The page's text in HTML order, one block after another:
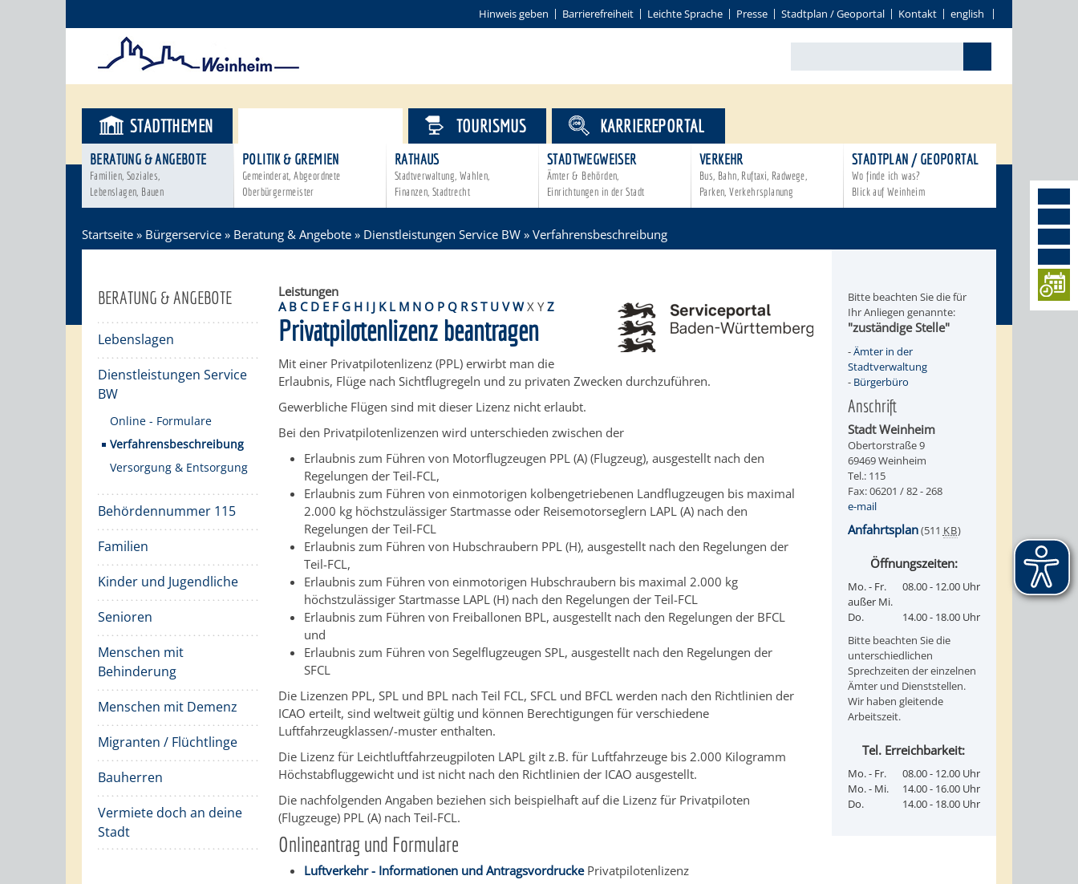
Hinweis geben Barrierefreiheit Leichte Sprache Presse Stadtplan / Geoportal Kontakt english
STADTTHEMEN
BERATUNG & ANGEBOTE
Familien, Soziales,
Lebenslagen, Bauen
POLITIK & GREMIEN
Gemeinderat, Abgeordnete
Oberbürgermeister
RATHAUS
Stadtverwaltung, Wahlen,
Finanzen, Stadtrecht
STADTWEGWEISER
Ämter & Behörden,
Einrichtungen in der Stadt
VERKEHR
Bus, Bahn, Ruftaxi, Radwege,
Parken, Verkehrsplanung
STADTPLAN / GEOPORTAL
Wo finde ich was?
Blick auf Weinheim
TOURISMUS KARRIEREPORTAL
Startseite » Bürgerservice » Beratung & Angebote » Dienstleistungen Service BW » Verfahrensbeschreibung
BERATUNG & ANGEBOTE
Lebenslagen
Dienstleistungen Service
BW
Online - Formulare
Verfahrensbeschreibung
Versorgung & Entsorgung
Behördennummer 115
Familien
Kinder und Jugendliche
Senioren
Menschen mit
Behinderung
Menschen mit Demenz
Migranten / Flüchtlinge
Bauherren
Vermiete doch an deine
Stadt
Leistungen
A B C D E F G H I J K L M N O P Q R S T U V W X Y Z
Privatpilotenlizenz beantragen
Mit einer Privatpilotenlizenz (PPL) erwirbt man die
Erlaubnis, Flüge nach Sichtflugregeln und zu privaten Zwecken durchzuführen.
Gewerbliche Flügen sind mit dieser Lizenz nicht erlaubt.
Bei den Privatpilotenlizenzen wird unterschieden zwischen der
Erlaubnis zum Führen von Motorflugzeugen PPL (A) (Flugzeug), ausgestellt nach den
Regelungen der Teil-FCL,
Erlaubnis zum Führen von einmotorigen kolbengetriebenen Landflugzeugen bis maximal
2.000 kg höchstzulässiger Startmasse oder Reisemotorseglern LAPL (A) nach den
Regelungen der Teil-FCL
Erlaubnis zum Führen von Hubschraubern PPL (H), ausgestellt nach den Regelungen der
Teil-FCL,
Erlaubnis zum Führen von einmotorigen Hubschraubern bis maximal 2.000 kg
höchstzulässiger Startmasse LAPL (H) nach den Regelungen der Teil-FCL
Erlaubnis zum Führen von Freiballonen BPL, ausgestellt nach den Regelungen der BFCL
und
Erlaubnis zum Führen von Segelflugzeugen SPL, ausgestellt nach den Regelungen der
SFCL
Die Lizenzen PPL, SPL und BPL nach Teil FCL, SFCL und BFCL werden nach den Richtlinien der
ICAO erteilt, sind weltweit gültig und können Berechtigungen für verschiedene
Luftfahrzeugklassen/-muster enthalten.
Die Lizenz für Leichtluftfahrzeugpiloten LAPL gilt z.B. für Luftfahrzeuge bis 2.000 Kilogramm
Höchstabfluggewicht und ist nicht nach den Richtlinien der ICAO ausgestellt.
Die nachfolgenden Angaben beziehen sich beispielhaft auf die Lizenz für Privatpiloten
(Flugzeuge) PPL (A) nach Teil-FCL.
Onlineantrag und Formulare
Luftverkehr - Informationen und Antragsvordrucke Privatpilotenlizenz
Bitte beachten Sie die für
Ihr Anliegen genannte:
"zuständige Stelle"
-Ämter in der
Stadtverwaltung
- Bürgerbüro
Anschrift
Stadt Weinheim
Obertorstraße 9
69469 Weinheim
Tel.: 115
Fax: 06201 / 82 - 268
e-mail
Anfahrtsplan(511 KB)
Öffnungszeiten:
Mo. - Fr.
außer Mi.
08.00 - 12.00 Uhr
Do.
14.00 - 18.00 Uhr
Bitte beachten Sie die
unterschiedlichen
Sprechzeiten der einzelnen
Ämter und Dienststellen.
Wir haben gleitende
Arbeitszeit.
Tel. Erreichbarkeit:
Mo. - Fr.
08.00 - 12.00 Uhr
Mo. - Mi.
14.00 - 16.00 Uhr
Do.
14.00 - 18.00 Uhr